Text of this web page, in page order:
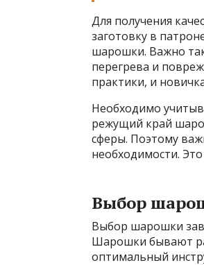
Для получения
заготовку в
шарошки. Важно
перегрева и
практики, и
Необходимо
режущий край
сферы. Поэтому
необходимости.
Выбор
Выбор шарошки
Шарошки бывают
оптимальный